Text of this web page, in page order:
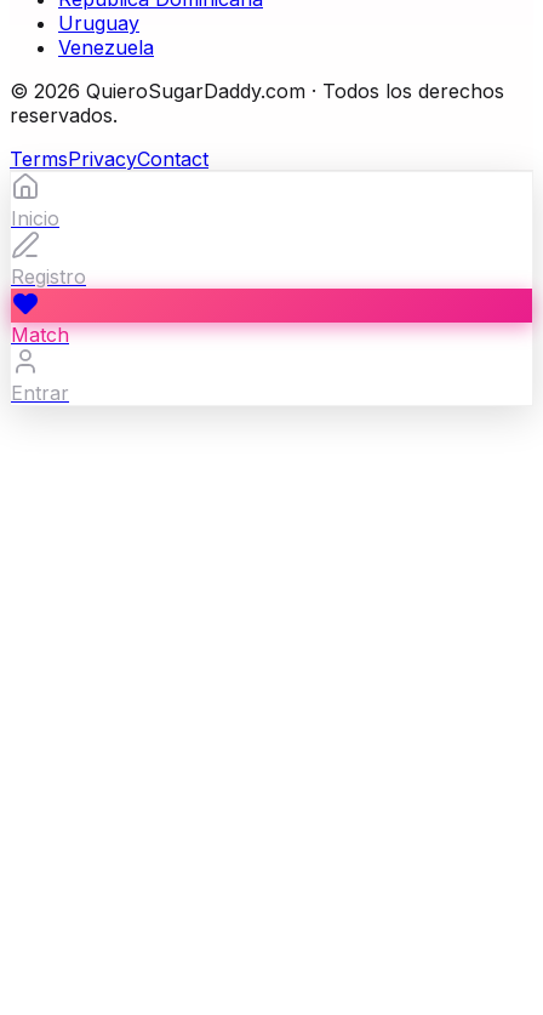
Uruguay
Venezuela
© 2026 QuieroSugarDaddy.com · Todos los derechos
reservados.
TermsPrivacyContact
Inicio
Registro
Match
Entrar